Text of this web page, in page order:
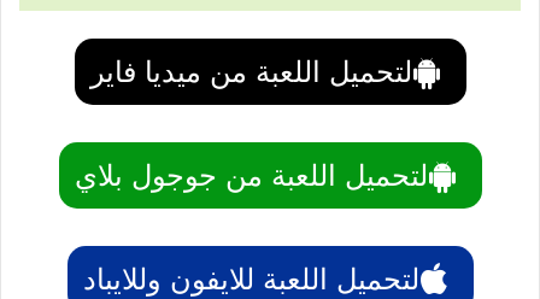
لتحميل اللعبة من ميديا فاير
لتحميل اللعبة من جوجول بلاي
لتحميل اللعبة للايفون وللايباد